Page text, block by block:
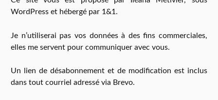
WordPress et hébergé par 1&1.
Je n’utiliserai pas vos données à des fins commerciales,
elles me servent pour communiquer avec vous.
Un lien de désabonnement et de modification est inclus
dans tout courriel adressé via Brevo.